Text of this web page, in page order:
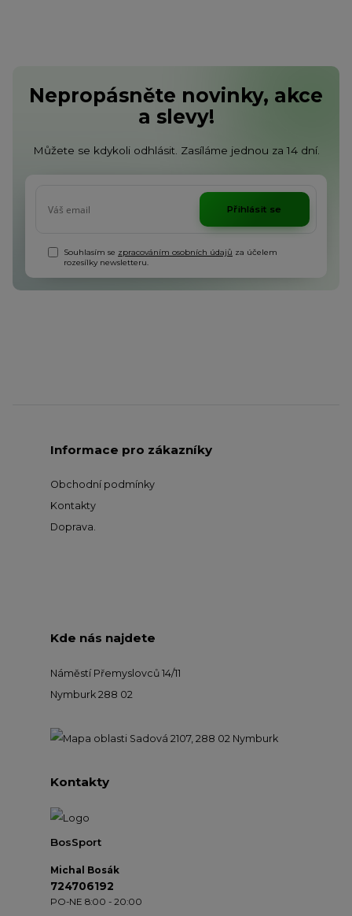
Nepropásněte novinky, akce
a slevy!
Můžete se kdykoli odhlásit. Zasíláme jednou za 14 dní.
Přihlásit se
Souhlasím se zpracováním osobních údajů za účelem
rozesílky newsletteru.
Informace pro zákazníky
Obchodní podmínky
Kontakty
Doprava.
Kde nás najdete
Náměstí Přemyslovců 14/11
Nymburk 288 02
Kontakty
BosSport
Michal Bosák
724706192
PO-NE 8:00 - 20:00